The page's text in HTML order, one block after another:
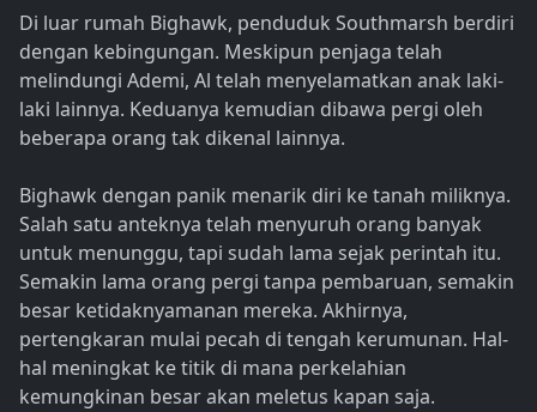
Di luar rumah Bighawk, penduduk Southmarsh berdiri
dengan kebingungan. Meskipun penjaga telah
melindungi Ademi, Al telah menyelamatkan anak laki-
laki lainnya. Keduanya kemudian dibawa pergi oleh
beberapa orang tak dikenal lainnya.
Bighawk dengan panik menarik diri ke tanah miliknya.
Salah satu anteknya telah menyuruh orang banyak
untuk menunggu, tapi sudah lama sejak perintah itu.
Semakin lama orang pergi tanpa pembaruan, semakin
besar ketidaknyamanan mereka. Akhirnya,
pertengkaran mulai pecah di tengah kerumunan. Hal-
hal meningkat ke titik di mana perkelahian
kemungkinan besar akan meletus kapan saja.